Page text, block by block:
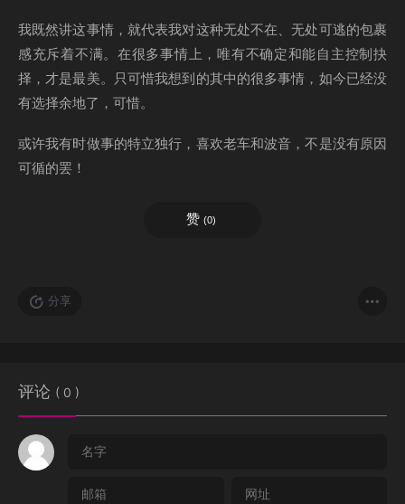
我既然讲这事情，就代表我对这种无处不在、无处可逃的包裹
感充斥着不满。在很多事情上，唯有不确定和能自主控制抉
择，才是最美。只可惜我想到的其中的很多事情，如今已经没
有选择余地了，可惜。
或许我有时做事的特立独行，喜欢老车和波音，不是没有原因
可循的罢！
赞 (0)
分享
评论 ( 0 )